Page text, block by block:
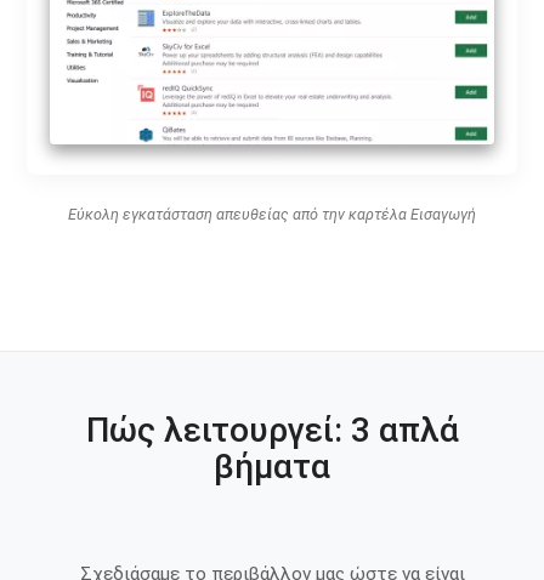
Εύκολη εγκατάσταση απευθείας από την καρτέλα Εισαγωγή
Πώς λειτουργεί: 3 απλά
βήματα
Σχεδιάσαμε το περιβάλλον μας ώστε να είναι